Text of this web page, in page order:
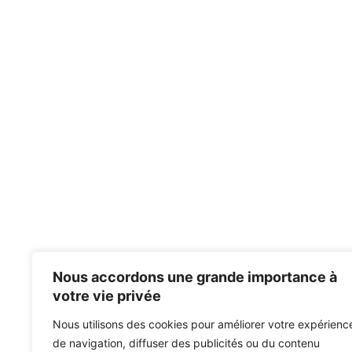
Nous accordons une grande importance à
votre vie privée
Nous utilisons des cookies pour améliorer votre
de navigation, diffuser des publicités ou du contenu